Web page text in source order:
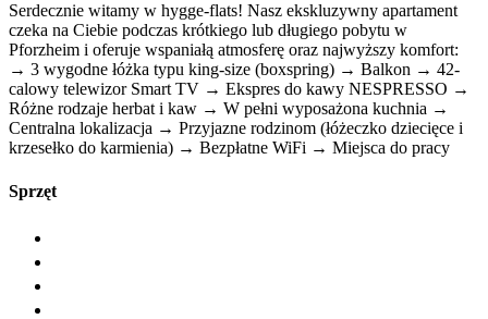
Serdecznie witamy w hygge-flats! Nasz ekskluzywny apartament
czeka na Ciebie podczas krótkiego lub długiego pobytu w
Pforzheim i oferuje wspaniałą atmosferę oraz najwyższy komfort:
→ 3 wygodne łóżka typu king-size (boxspring) → Balkon → 42-
calowy telewizor Smart TV → Ekspres do kawy NESPRESSO →
Różne rodzaje herbat i kaw → W pełni wyposażona kuchnia →
Centralna lokalizacja → Przyjazne rodzinom (łóżeczko dziecięce i
krzesełko do karmienia) → Bezpłatne WiFi → Miejsca do pracy
Sprzęt